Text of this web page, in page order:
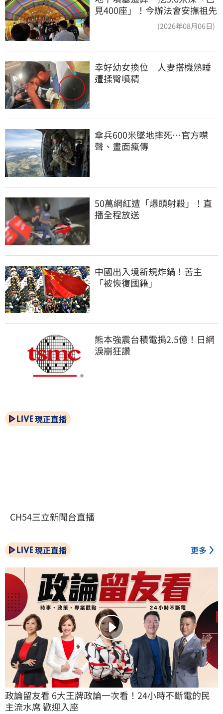
見400座」！今辦法會安撫祖先
(2026年08月06日)
幸好幼女換位　人妻搭機熟睡
遭揉臀噴精
傘兵600米墜地摔死…官方噤
聲、畫面瘋傳
50萬網紅遭「爆頭射殺」！直
播全程放送
中國出入境新規炸鍋！苦主
「被恢復國籍」
熊本強震台積電捐2.5億！日網
淚崩狂讚
現正直播
CH54三立新聞台直播
現正直播 更多
政論留友看 6大王牌政論一次看！24小時不斷電的民
主流水席 歡迎入座